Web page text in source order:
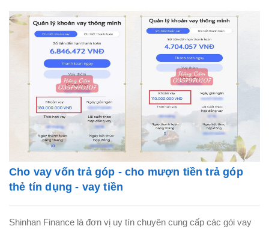
Cho vay vốn trả góp - cho mượn tiền trả góp
thẻ tín dụng - vay tiền
Shinhan Finance là đơn vị uy tín chuyên cung cấp các gói vay